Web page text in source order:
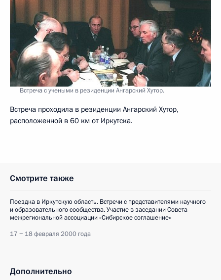
Встреча с учеными в резиденции Ангарский Хутор.
Встреча проходила в резиденции Ангарский Хутор,
расположенной в 60 км от Иркутска.
Смотрите также
Поездка в Иркутскую область. Встречи с представителями научного
и образовательного сообщества. Участие в заседании Совета
межрегиональной ассоциации «Сибирское соглашение»
17 − 18 февраля 2000 года
Дополнительно